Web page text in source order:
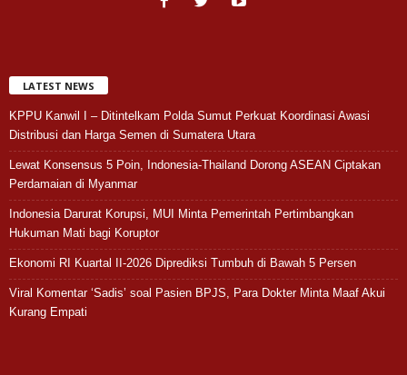
LATEST NEWS
KPPU Kanwil I – Ditintelkam Polda Sumut Perkuat Koordinasi Awasi
Distribusi dan Harga Semen di Sumatera Utara
Lewat Konsensus 5 Poin, Indonesia-Thailand Dorong ASEAN Ciptakan
Perdamaian di Myanmar
Indonesia Darurat Korupsi, MUI Minta Pemerintah Pertimbangkan
Hukuman Mati bagi Koruptor
Ekonomi RI Kuartal II-2026 Diprediksi Tumbuh di Bawah 5 Persen
Viral Komentar ‘Sadis’ soal Pasien BPJS, Para Dokter Minta Maaf Akui
Kurang Empati